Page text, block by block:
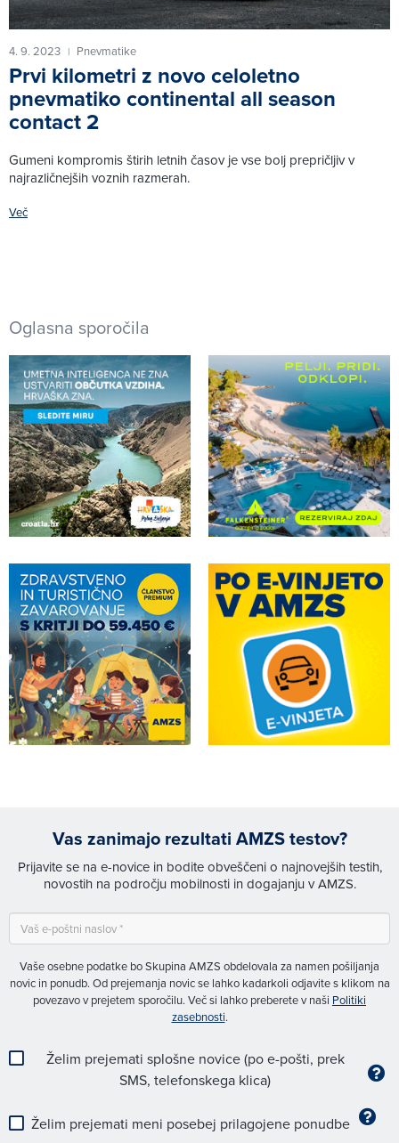
4. 9. 2023 | Pnevmatike
Prvi kilometri z novo celoletno
pnevmatiko continental all season
contact 2
Gumeni kompromis štirih letnih časov je vse bolj prepričljiv v
najrazličnejših voznih razmerah.
Več
Oglasna sporočila
Vas zanimajo rezultati AMZS testov?
Prijavite se na e-novice in bodite obveščeni o najnovejših testih,
novostih na področju mobilnosti in dogajanju v AMZS.
Vaše osebne podatke bo Skupina AMZS obdelovala za namen pošiljanja
novic in ponudb. Od prejemanja novic se lahko kadarkoli odjavite s klikom na
povezavo v prejetem sporočilu. Več si lahko preberete v naši Politiki
zasebnosti.
Želim prejemati splošne novice (po e-pošti, prek
SMS, telefonskega klica)
Želim prejemati meni posebej prilagojene ponudbe